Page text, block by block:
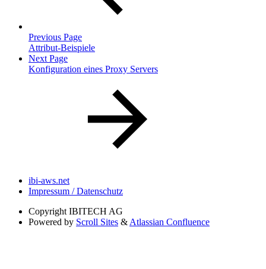
Previous Page
Attribut-Beispiele
Next Page
Konfiguration eines Proxy Servers
ibi-aws.net
Impressum / Datenschutz
Copyright IBITECH AG
Powered by Scroll Sites & Atlassian Confluence